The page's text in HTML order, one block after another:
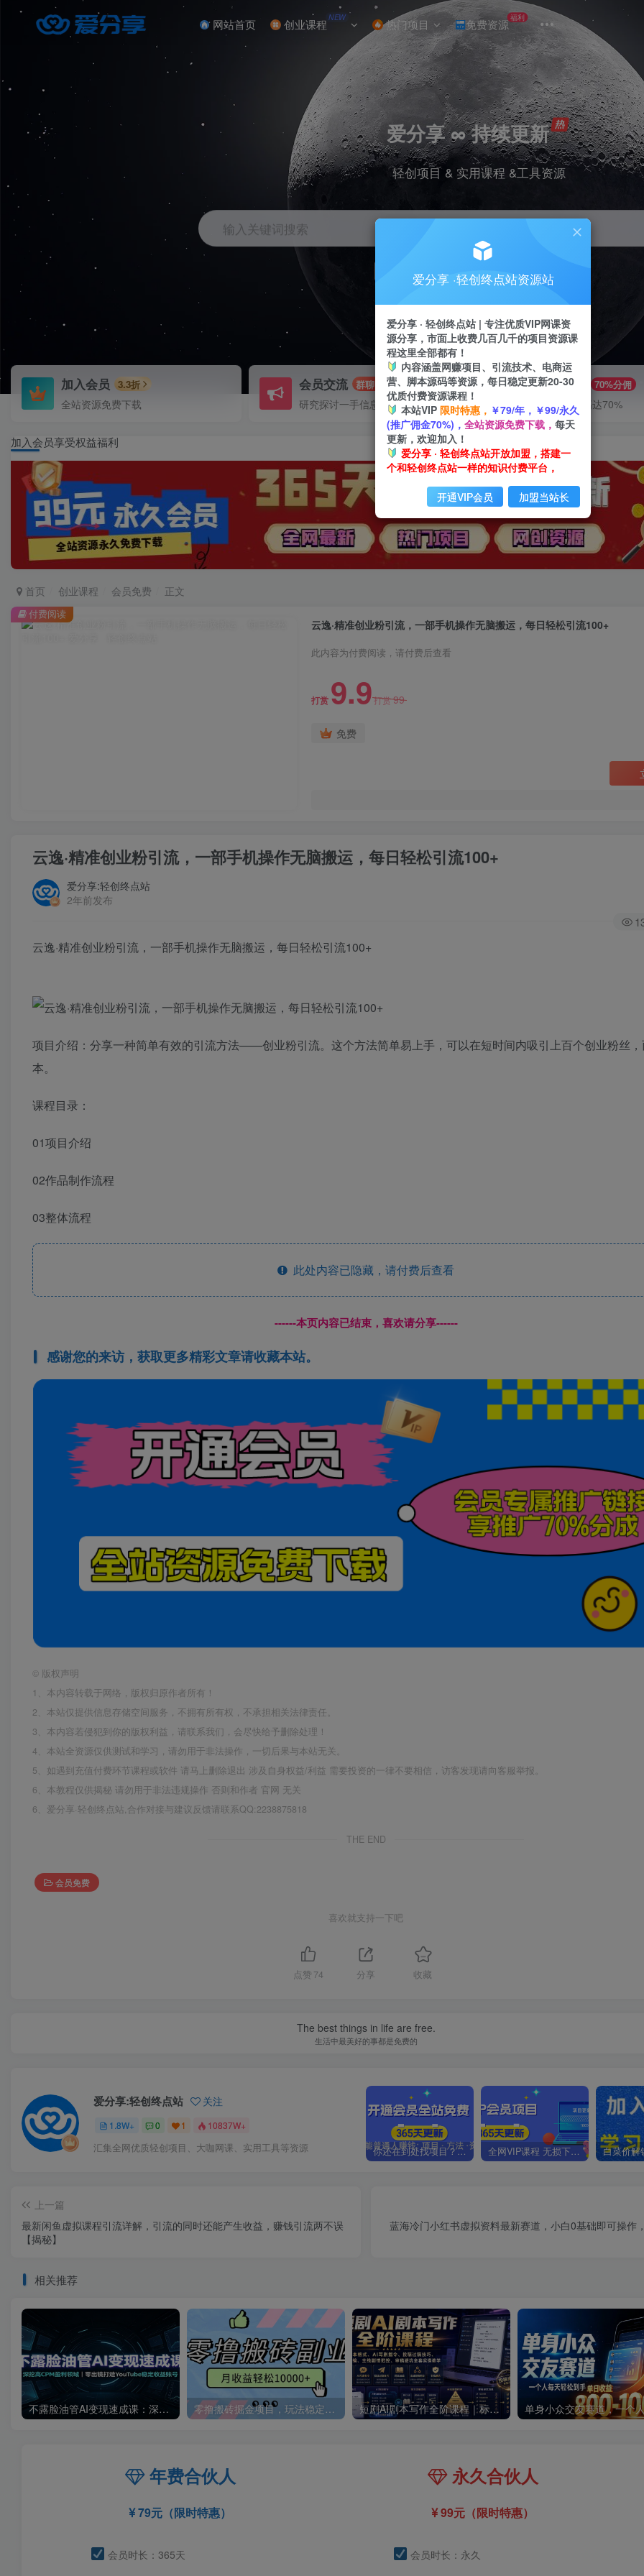
网站首页 创业课程 NEW 热门项目 免费资源福利
爱分享 ∞ 持续更新
轻创项目 & 实用课程 &工具资源
输入关键词搜索
挂机 抖音 小红书 快手
加入会员 3.3折
全站资源免费下载
会员交流 群聊
研究探讨一手信息差
推广赚钱 70%分佣
推广返佣高达70%
加入会员享受权益福利
首页 创业课程 会员免费 正文
云逸·精准创业粉引流，一部手机操作无脑搬运，每日轻松引流100+
此内容为付费阅读，请付费后查看
打赏 9.9打赏99
免费
付费阅读
云逸·精准创业粉引流，一部手机操作无脑搬运，每日轻松引流100+
爱分享:轻创终点站
2年前发布
云逸·精准创业粉引流，一部手机操作无脑搬运，每日轻松引流100+
项目介绍：分享一种简单有效的引流方法——创业粉引流。这个方法简单易上手，可以在短时间内吸引上百个创业粉丝
本。
课程目录：
01项目介绍
02作品制作流程
03整体流程
此处内容已隐藏，请付费后查看
------本页内容已结束，喜欢请分享------
感谢您的来访，获取更多精彩文章请收藏本站。
© 版权声明
1、本内容转载于网络，版权归原作者所有！
2、本站仅提供信息存储空间服务，不拥有所有权，不承担相关法律责任。
3、本内容若侵犯到你的版权利益，请联系我们，会尽快给予删除处理！
4、本站全资源仅供测试和学习，请勿用于非法操作，一切后果与本站无关。
5、如遇到充值付费环节课程或软件 请马上删除退出 涉及自身权益/利益 需要投资的一律不要相信，访客发现请向客服举报。
6、本教程仅供揭秘 请勿用于非法违规操作 否则和作者 官网 无关
6、爱分享·轻创终点站,合作对接与建议反馈请联系QQ:2238875818
THE END
会员免费
喜欢就支持一下吧
点赞 74 分享 收藏
The best things in life are free.
生活中最美好的事都是免费的
爱分享:轻创终点站 关注
1.8W+ 0 1 10837W+
汇集全网优质轻创项目、大咖网课、实用工具等资源 你还在到处找项目？还在当韭菜？我靠卖项目一个月收入5万+，曾经我也是个失败者。 全网VIP课程 无损下载~.~
上一篇
最新闲鱼虚拟课程引流详解，引流的同时还能产生收益，赚钱引流两不误
【揭秘】
蓝海冷门小红书虚拟资料最新赛道，小白0基础即可操作
相关推荐
不露脸油管AI变现速成课：深挖高CPM盈利领域，零出镜打造YouTube稳定收益账号 零撸搬砖掘金项目，玩法稳定普通人可落地的长期副业，月收益轻松10000+ 短剧AI剧本写作全阶课程｜标准剧本格式、AI写剧指令、投稿过稿技巧、网文改编、主线剧情把控、审稿避坑全套实操教学
年费合伙人
79元（限时特惠）
会员时长：365天
永久合伙人
99元（限时特惠）
会员时长：永久
爱分享 ·轻创终点站资源站
爱分享 · 轻创终点站 | 专注优质VIP网课资
源分享，市面上收费几百几千的项目资源课
程这里全部都有！
内容涵盖网赚项目、引流技术、电商运
营、脚本源码等资源，每日稳定更新20-30
优质付费资源课程！
本站VIP 限时特惠， ￥79/年，￥99/永久
(推广佣金70%)， 全站资源免费下载， 每天
更新，欢迎加入！
爱分享 · 轻创终点站开放加盟，搭建一
个和轻创终点站一样的知识付费平台，
开通VIP会员 加盟当站长